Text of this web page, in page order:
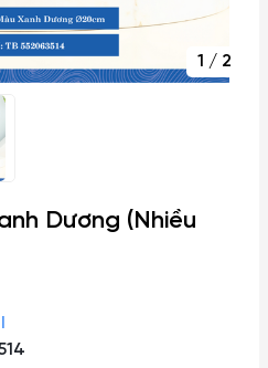
1 / 2
Dương (Nhiều